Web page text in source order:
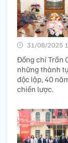
31/08/2025
Đồng chí Trần
những thành
độc lập, 40
chiến lược.